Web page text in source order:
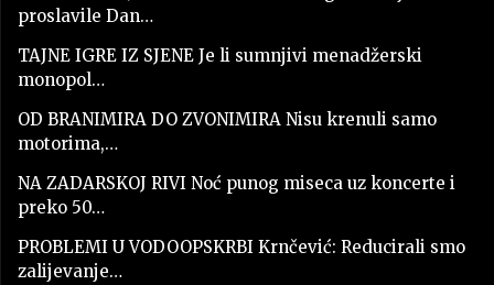
proslavile Dan…
TAJNE IGRE IZ SJENE Je li sumnjivi menadžerski
monopol…
OD BRANIMIRA DO ZVONIMIRA Nisu krenuli samo
motorima,…
NA ZADARSKOJ RIVI Noć punog miseca uz koncerte i
preko 50…
PROBLEMI U VODOOPSKRBI Krnčević: Reducirali smo
zalijevanje…